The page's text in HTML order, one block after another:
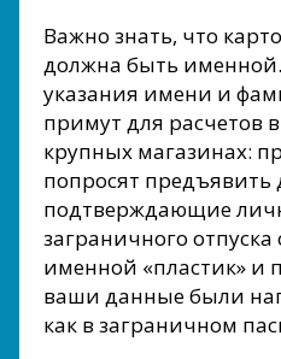
Важно знать, что
должна быть именной.
указания имени и
примут для расчетов
крупных магазинах:
попросят предъявить
подтверждающие
заграничного
именной «пластик» и
ваши данные были
как в заграничном